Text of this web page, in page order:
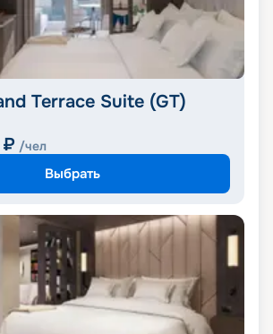
Terrace Suite (GT)
₽ /чел
Выбрать